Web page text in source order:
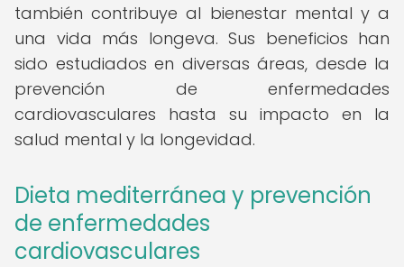
también contribuye al bienestar mental y a
una vida más longeva. Sus beneficios han
sido estudiados en diversas áreas, desde la
prevención de enfermedades
cardiovasculares hasta su impacto en la
salud mental y la longevidad.
Dieta mediterránea y prevención
de enfermedades
cardiovasculares